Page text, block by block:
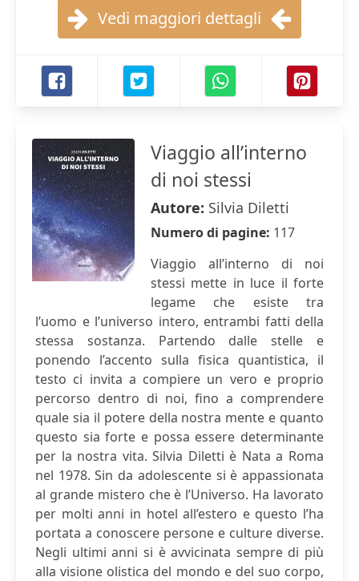
Vedi maggiori dettagli
Viaggio all’interno
di noi stessi
Autore: Silvia Diletti
Numero di pagine: 117
Viaggio all’interno di noi
stessi mette in luce il forte
legame che esiste tra
l’uomo e l’universo intero, entrambi fatti della
stessa sostanza. Partendo dalle stelle e
ponendo l’accento sulla fisica quantistica, il
testo ci invita a compiere un vero e proprio
percorso dentro di noi, fino a comprendere
quale sia il potere della nostra mente e quanto
questo sia forte e possa essere determinante
per la nostra vita. Silvia Diletti è Nata a Roma
nel 1978. Sin da adolescente si è appassionata
al grande mistero che è l’Universo. Ha lavorato
per molti anni in hotel all’estero e questo l’ha
portata a conoscere persone e culture diverse.
Negli ultimi anni si è avvicinata sempre di più
alla visione olistica del mondo e del suo corpo,